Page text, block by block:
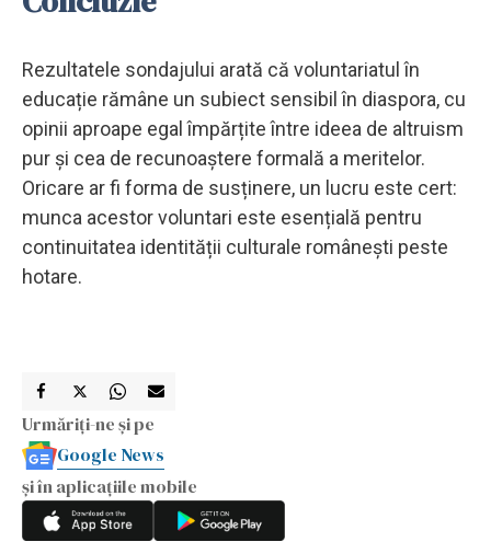
Rezultatele sondajului arată că voluntariatul în
educație rămâne un subiect sensibil în diaspora, cu
opinii aproape egal împărțite între ideea de altruism
pur și cea de recunoaștere formală a meritelor.
Oricare ar fi forma de susținere, un lucru este cert:
munca acestor voluntari este esențială pentru
continuitatea identității culturale românești peste
hotare.
Urmăriți-ne și pe
Google News
și în aplicațiile mobile